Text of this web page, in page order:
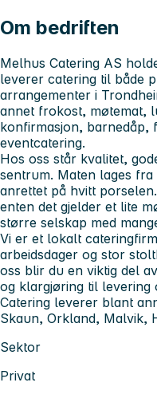
Om bedriften
Melhus Catering AS
leverer catering til både
arrangementer i
annet frokost, møtemat,
konfirmasjon, barnedåp,
eventcatering.
Hos oss står kvalitet,
sentrum. Maten lages
anrettet på hvitt
enten det gjelder et lite
større selskap med
Vi er et lokalt
arbeidsdager og stor
oss blir du en viktig del
og klargjøring til levering
Catering leverer blant
Skaun, Orkland, Malvik,
Sektor
Privat